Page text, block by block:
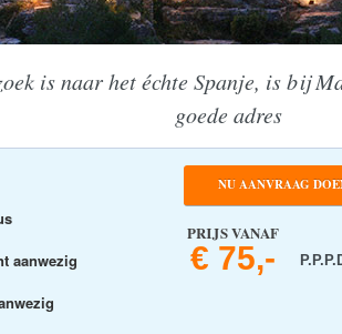
is naar het échte Spanje, is bij
goede adres
aanwezig
NU AANVRAAG
PRIJS VANAF
€ 75,-